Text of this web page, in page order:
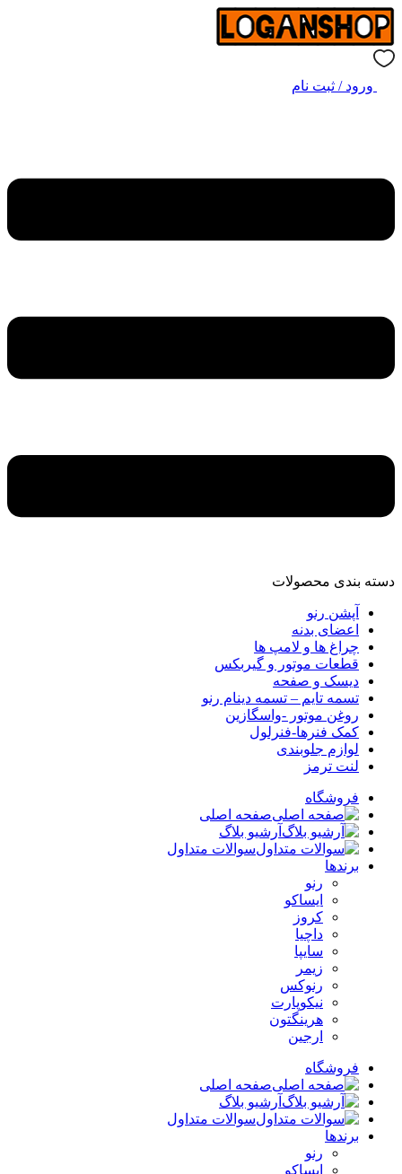
ورود / ثبت نام
دسته‌ بندی محصولات
آپشن رنو
اعضای بدنه
چراغ ها و لامپ ها
قطعات موتور و گیربکس
دیسک و صفحه
تسمه تایم – تسمه دینام رنو
روغن موتور -واسگازین
کمک فنرها-فنرلول
لوازم جلوبندی
لنت ترمز
فروشگاه
صفحه اصلی
آرشیو بلاگ
سوالات متداول
برندها
رنو
ایساکو
کروز
داچیا
سایپا
زیمر
رنوکس
نیکوپارت
هرینگتون
ارجین
فروشگاه
صفحه اصلی
آرشیو بلاگ
سوالات متداول
برندها
رنو
ایساکو